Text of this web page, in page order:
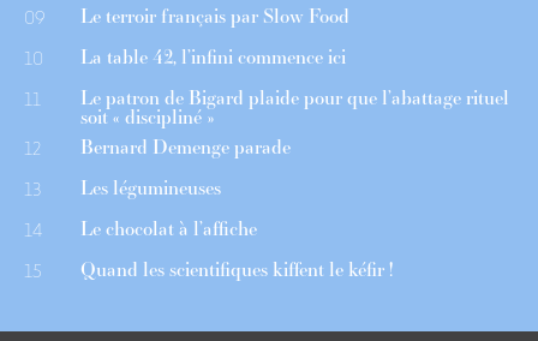
09 Le terroir français par Slow Food
10 La table 42, l’infini commence ici
11 Le patron de Bigard plaide pour que l’abattage rituel
soit « discipliné »
12 Bernard Demenge parade
13 Les légumineuses
14 Le chocolat à l’affiche
15 Quand les scientifiques kiffent le kéfir !